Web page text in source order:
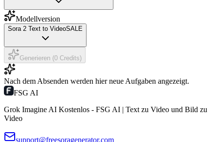
Modellversion
Sora 2 Text to VideoSALE
Generieren (0 Credits)
Nach dem Absenden werden hier neue Aufgaben angezeigt.
FSG AI
Grok Imagine AI Kostenlos - FSG AI | Text zu Video und Bild zu
Video
support@freesoragenerator.com